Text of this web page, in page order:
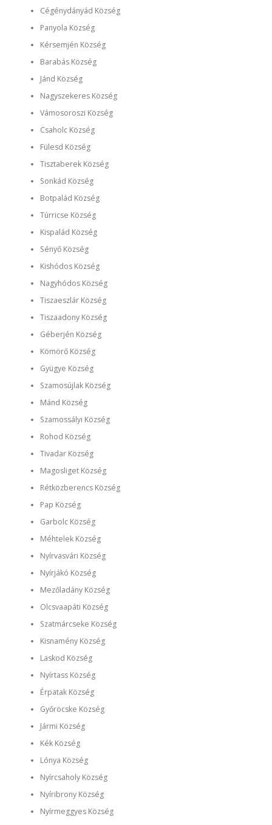
Cégénydányád Község
Panyola Község
Kérsemjén Község
Barabás Község
Jánd Község
Nagyszekeres Község
Vámosoroszi Község
Csaholc Község
Fülesd Község
Tisztaberek Község
Sonkád Község
Botpalád Község
Túrricse Község
Kispalád Község
Sényő Község
Kishódos Község
Nagyhódos Község
Tiszaeszlár Község
Tiszaadony Község
Géberjén Község
Kömörő Község
Gyügye Község
Szamosújlak Község
Mánd Község
Szamossályi Község
Rohod Község
Tivadar Község
Magosliget Község
Rétközberencs Község
Pap Község
Garbolc Község
Méhtelek Község
Nyírvasvári Község
Nyírjákó Község
Mezőladány Község
Olcsvaapáti Község
Szatmárcseke Község
Kisnamény Község
Laskod Község
Nyírtass Község
Érpatak Község
Győröcske Község
Jármi Község
Kék Község
Lónya Község
Nyírcsaholy Község
Nyíribrony Község
Nyírmeggyes Község